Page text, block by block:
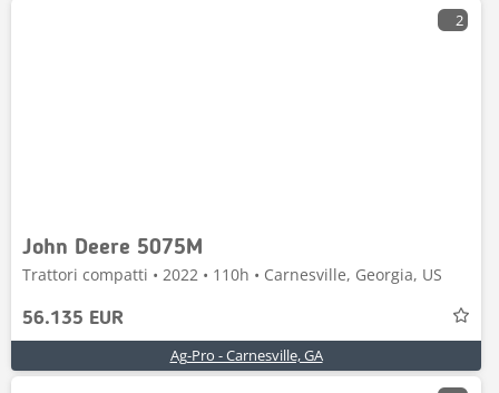
2
John Deere 5075M
Trattori compatti • 2022 • 110h • Carnesville, Georgia, US
56.135 EUR
Ag-Pro - Carnesville, GA